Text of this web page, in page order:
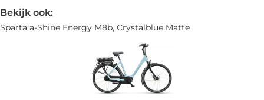
Bekijk ook:
Sparta a-Shine Energy M8b, Crystalblue Matte